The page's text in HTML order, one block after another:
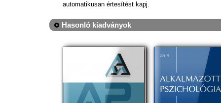
automatikusan értesítést kapj.
Hasonló kiadványok